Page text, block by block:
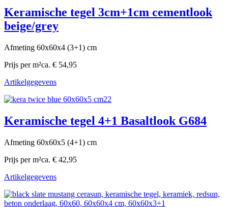
Keramische tegel 3cm+1cm cementlook
beige/grey
Afmeting 60x60x4 (3+1) cm
Prijs per m²ca. € 54,95
Artikelgegevens
Keramische tegel 4+1 Basaltlook G684
Afmeting 60x60x5 (4+1) cm
Prijs per m²ca. € 42,95
Artikelgegevens